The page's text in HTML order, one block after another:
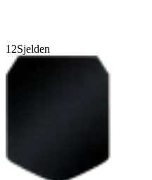
12Sjelden